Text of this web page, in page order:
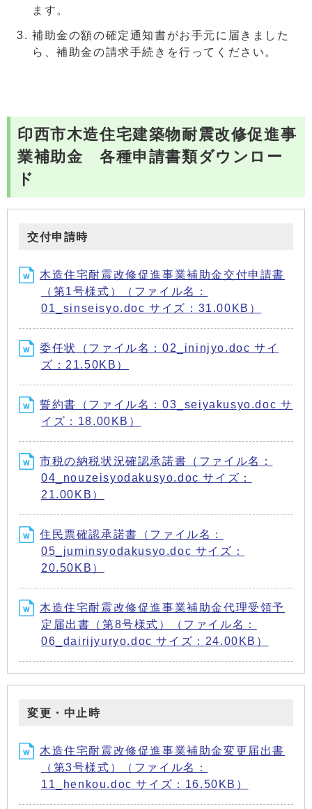
ます。
補助金の額の確定通知書がお手元に届きました
ら、補助金の請求手続きを行ってください。
印西市木造住宅建築物耐震改修促進事
業補助金 各種申請書類ダウンロー
ド
交付申請時
木造住宅耐震改修促進事業補助金交付申請書
（第1号様式）（ファイル名：
01_sinseisyo.doc サイズ：31.00KB）
委任状（ファイル名：02_ininjyo.doc サイ
ズ：21.50KB）
誓約書（ファイル名：03_seiyakusyo.doc サ
イズ：18.00KB）
市税の納税状況確認承諾書（ファイル名：
04_nouzeisyodakusyo.doc サイズ：
21.00KB）
住民票確認承諾書（ファイル名：
05_juminsyodakusyo.doc サイズ：
20.50KB）
木造住宅耐震改修促進事業補助金代理受領予
定届出書（第8号様式）（ファイル名：
06_dairijyuryo.doc サイズ：24.00KB）
変更・中止時
木造住宅耐震改修促進事業補助金変更届出書
（第3号様式）（ファイル名：
11_henkou.doc サイズ：16.50KB）